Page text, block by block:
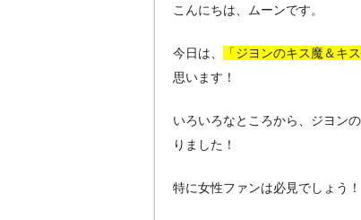
こんにちは、ムーンです。
今日は、 「ジヨンのキス魔＆キス
思います！
いろいろなところから、ジヨン
りました！
特に女性ファンは必見でしょう！